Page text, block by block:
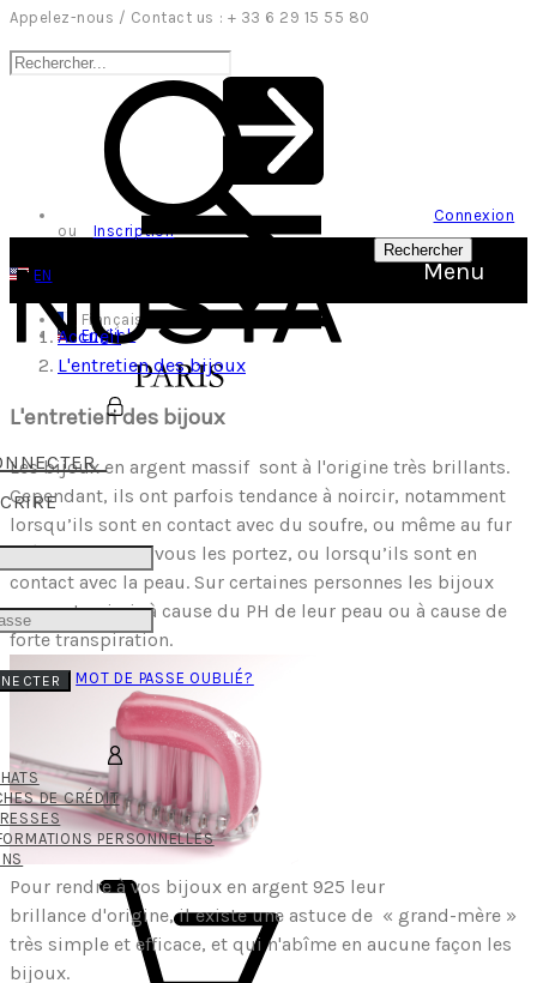
Appelez-nous / Contact us : + 33 6 29 15 55 80
Connexion
ou Inscription
EN
Français
English
Rechercher
MOT DE PASSE OUBLIÉ?
DE CRÉDIT
PERSONNELLES
Menu
Accueil
L'entretien des bijoux
L'entretien des bijoux
Les bijoux en argent massif sont à l'origine très brillants.
Cependant, ils ont parfois tendance à noircir, notamment
lorsqu’ils sont en contact avec du soufre, ou même au fur
et à mesure que vous les portez, ou lorsqu’ils sont en
contact avec la peau. Sur certaines personnes les bijoux
peuvent noircir à cause du PH de leur peau ou à cause de
forte transpiration.
Pour rendre à vos bijoux en argent 925 leur
brillance d'origine, il existe une astuce de « grand-mère »
très simple et efficace, et qui n'abîme en aucune façon les
bijoux.